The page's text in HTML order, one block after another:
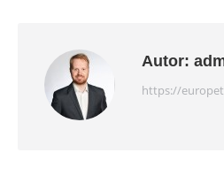
Autor:
https://